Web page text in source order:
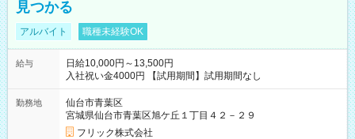
見つかる
アルバイト 職種未経験OK
給与
日給10,000円～13,500円
入社祝い金4000円 【試用期間】試用期間なし
勤務地
仙台市青葉区
宮城県仙台市青葉区旭ケ丘１丁目４２－２９
フリック株式会社